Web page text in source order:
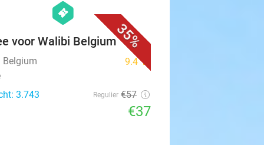
35%
hexagon
events
voor Walibi Belgium
Belgium 9.4star
3.743
Regulier €57
€37